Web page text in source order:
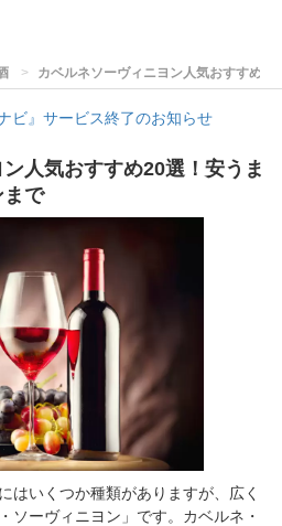
カベルネソーヴィニヨン人気おすすめ
ビ』サービス終了のお知らせ
人気おすすめ20選！安うま
まで
はいくつか種類がありますが、広く
ソーヴィニヨン」です。カベルネ・